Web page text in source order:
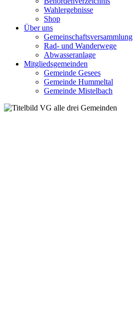
Wahlergebnisse
Shop
Über uns
Gemeinschaftsversammlung
Rad- und Wanderwege
Abwasseranlage
Mitgliedsgemeinden
Gemeinde Gesees
Gemeinde Hummeltal
Gemeinde Mistelbach